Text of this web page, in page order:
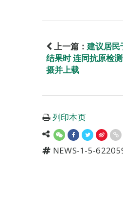
上一篇： 建议居民
结果时 连同抗原检
摄并上载
列印本页
NEWS-1-5-